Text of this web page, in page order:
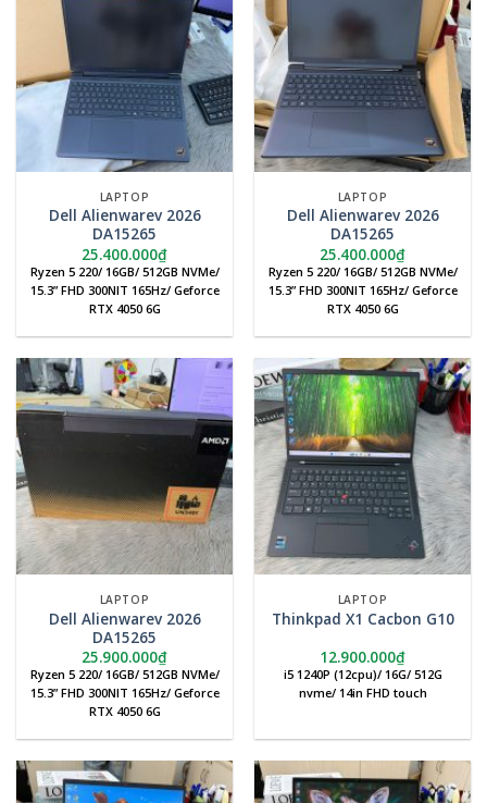
LAPTOP
Dell Alienwarev 2026
DA15265
25.400.000₫
Ryzen 5 220/ 16GB/ 512GB NVMe/
15.3” FHD 300NIT 165Hz/ Geforce
RTX 4050 6G
LAPTOP
Dell Alienwarev 2026
DA15265
25.400.000₫
Ryzen 5 220/ 16GB/ 512GB NVMe/
15.3” FHD 300NIT 165Hz/ Geforce
RTX 4050 6G
LAPTOP
Dell Alienwarev 2026
DA15265
25.900.000₫
Ryzen 5 220/ 16GB/ 512GB NVMe/
15.3” FHD 300NIT 165Hz/ Geforce
RTX 4050 6G
LAPTOP
Thinkpad X1 Cacbon G10
12.900.000₫
i5 1240P (12cpu)/ 16G/ 512G
nvme/ 14in FHD touch